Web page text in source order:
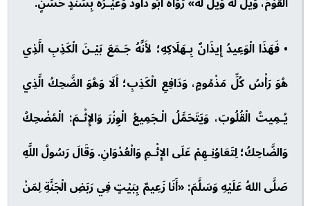
• فَهَذَا الْوَعِيدُ إِيذَانٌ بِـهَلَاكِهِ؛ لأَنَّهُ جَـمَعَ بَيْـنَ الْكَذِبِ الَّذِي
هُوَ رَأْسُ كُلِّ مَذْمُومٍ، وَدَافِعِ الْكَذِبِ؛ أَلَا وَهُوَ الضَّحِكُ الَّذِي
يُـمِيتُ الْقُلُوبَ، وَيَتَحَمَّلُ الْـجَمِيعُ الْوِزْرَ وَالإِثْـمَ: الْمُضْحِكُ
وَالضَّاحِكُ؛ لِتَعَاوُنِـهِمْ عَلَى الإِثْـمِ وَالْعُدْوَانِ. وَقَالَ رَسُولُ اللَّهِ
صَلَّى اللهُ عَلَيْهِ وَسَلَّمَ: «أَنَا زَعِيمٌ بِبَيْتٍ فِي رَبَضِ الْجَنَّةِ لِمَنْ